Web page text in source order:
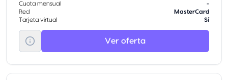
Cuota mensual
-
Red
MasterCard
Tarjeta virtual
Sí
Ver oferta